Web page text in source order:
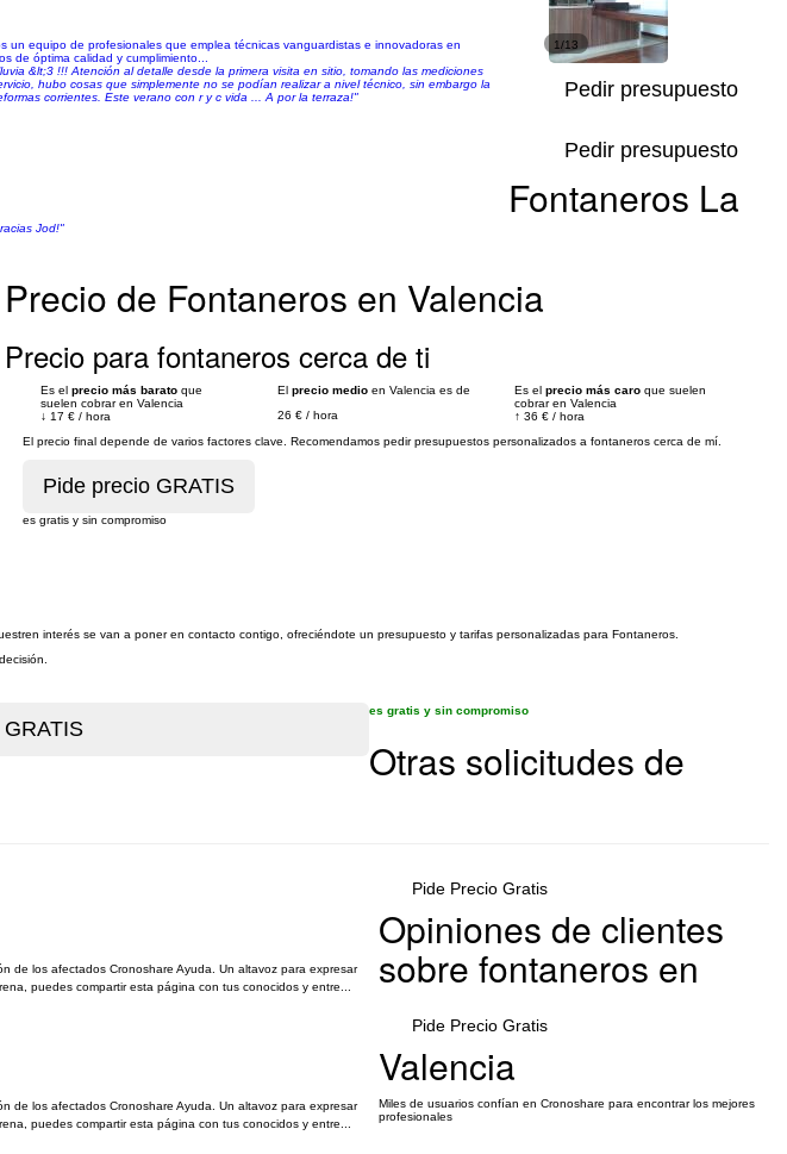
un equipo de profesionales que emplea técnicas vanguardistas e innovadoras en
de óptima calidad y cumplimiento...
&lt;3 !!! Atención al detalle desde la primera visita en sitio, tomando las mediciones
hubo cosas que simplemente no se podían realizar a nivel técnico, sin embargo la
corrientes. Este verano con r y c vida ... A por la terraza!"
1/13
Pedir presupuesto
Jod!"
Pedir presupuesto
Precio de Fontaneros en Valencia
Precio para fontaneros cerca de ti
Es el precio más barato que
suelen cobrar en Valencia
↓ 17 € / hora
El precio medio en Valencia es de
26 € / hora
Es el precio más caro que suelen
cobrar en Valencia
↑ 36 € / hora
El precio final depende de varios factores clave. Recomendamos pedir presupuestos personalizados a fontaneros cerca de mí.
es gratis y sin compromiso
Fontaneros La
interés se van a poner en contacto contigo, ofreciéndote un presupuesto y tarifas personalizadas para Fontaneros.
es gratis y sin compromiso
Otras solicitudes de
de los afectados Cronoshare Ayuda. Un altavoz para expresar
puedes compartir esta página con tus conocidos y entre...
Pide Precio Gratis
de los afectados Cronoshare Ayuda. Un altavoz para expresar
puedes compartir esta página con tus conocidos y entre...
Pide Precio Gratis
Opiniones de clientes
sobre fontaneros en
Valencia
Miles de usuarios confían en Cronoshare para encontrar los mejores
profesionales